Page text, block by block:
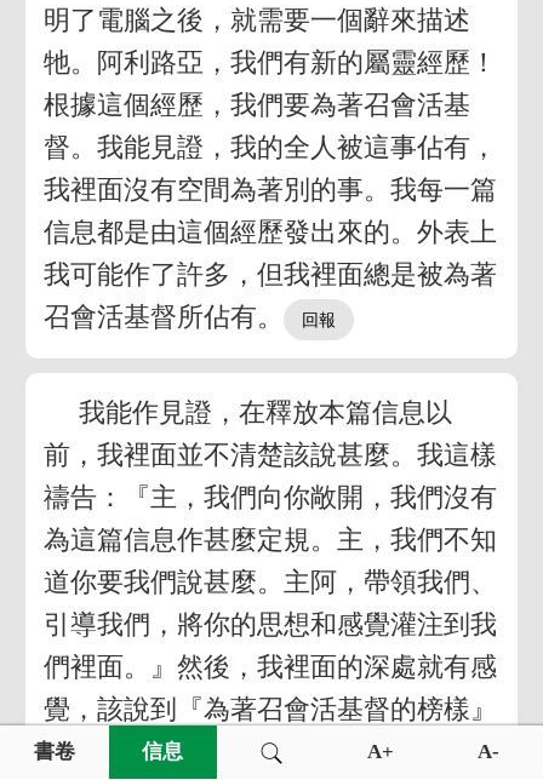
明了電腦之後，就需要一個辭來描述
牠。阿利路亞，我們有新的屬靈經歷！
根據這個經歷，我們要為著召會活基
督。我能見證，我的全人被這事佔有，
我裡面沒有空間為著別的事。我每一篇
信息都是由這個經歷發出來的。外表上
我可能作了許多，但我裡面總是被為著
召會活基督所佔有。
我能作見證，在釋放本篇信息以
前，我裡面並不清楚該說甚麼。我這樣
禱告：『主，我們向你敞開，我們沒有
為這篇信息作甚麼定規。主，我們不知
道你要我們說甚麼。主阿，帶領我們、
引導我們，將你的思想和感覺灌注到我
們裡面。』然後，我裡面的深處就有感
覺，該說到『為著召會活基督的榜樣』
這題目。
書卷 信息 A+ A-